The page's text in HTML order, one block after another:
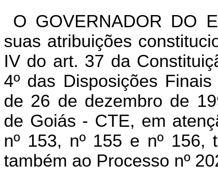
O GOVERNADOR DO
suas atribuições
IV do art. 37 da
4º das Disposições
de 26 de dezembro de
de Goiás - CTE, em
nº 153, nº 155 e nº
também ao Processo nº